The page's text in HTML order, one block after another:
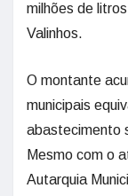
milhões de
Valinhos.
O montante
municipais
abastecimento
Mesmo com o
Autarquia